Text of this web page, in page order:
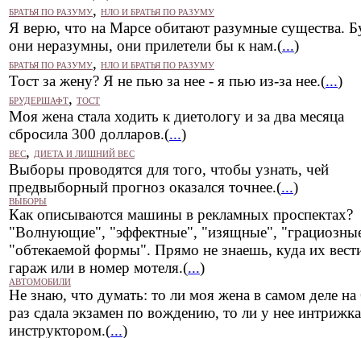
БРАТЬЯ ПО РАЗУМУ, НЛО И БРАТЬЯ ПО РАЗУМУ
Я верю, что на Марсе обитают разумные существа.
они неразумны, они прилетели бы к нам.(...)
БРАТЬЯ ПО РАЗУМУ, НЛО И БРАТЬЯ ПО РАЗУМУ
Тост за жену? Я не пью за нее - я пью из-за нее.(...)
БРУДЕРШАФТ, ТОСТ
Моя жена стала ходить к диетологу и за два месяца
сбросила 300 долларов.(...)
ВЕС, ДИЕТА И ЛИШНИЙ ВЕС
Выборы проводятся для того, чтобы узнать, чей
предвыборный прогноз оказался точнее.(...)
ВЫБОРЫ
Как описываются машины в рекламных проспектах?
"Волнующие", "эффектные", "изящные",
"обтекаемой формы". Прямо не знаешь, куда их
гараж или в номер мотеля.(...)
АВТОМОБИЛИ
Не знаю, что думать: то ли моя жена в самом деле на
раз сдала экзамен по вождению, то ли у нее
инструктором.(...)